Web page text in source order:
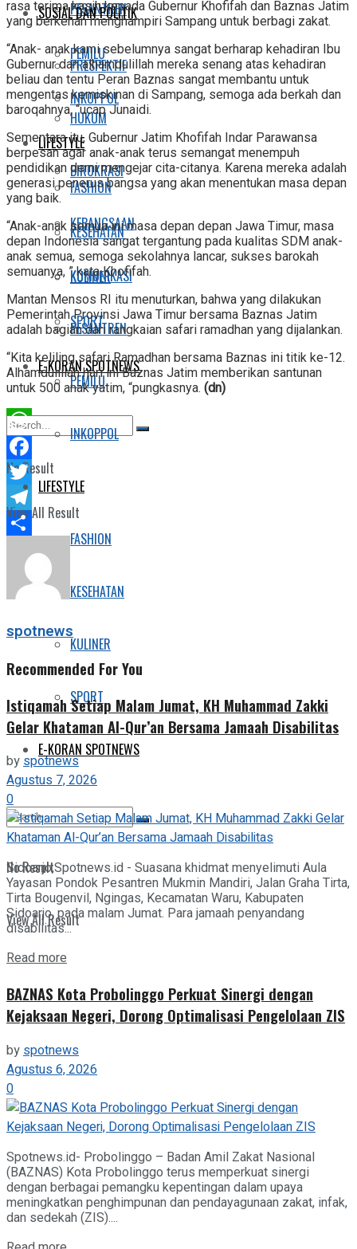
PESANTREN
PEMILU
INKOPPOL
LIFESTYLE
FASHION
KESEHATAN
KULINER
SPORT
E-KORAN SPOTNEWS
No Result
View All Result
SOSIAL DAN POLITIK
PRESPEKTIF
HUKUM
BIROKRASI
KEBANGSAAN
KOMUNIKASI
PESANTREN
PEMILU
INKOPPOL
LIFESTYLE
FASHION
KESEHATAN
KULINER
SPORT
E-KORAN SPOTNEWS
No Result
View All Result
rasa terima kasih kepada Gubernur Khofifah dan Baznas Jatim
yang berkenan menghampiri Sampang untuk berbagi zakat.
“Anak- anak kami sebelumnya sangat berharap kehadiran Ibu
Gubernur dan alhamdulillah mereka senang atas kehadiran
beliau dan tentu Peran Baznas sangat membantu untuk
mengentas kemiskinan di Sampang, semoga ada berkah dan
baroqahnya, “ucap Junaidi.
Sementara itu, Gubernur Jatim Khofifah Indar Parawansa
berpesan agar anak-anak terus semangat menempuh
pendidikan demi mengejar cita-citanya. Karena mereka adalah
generasi penerus bangsa yang akan menentukan masa depan
yang baik.
“Anak-anak semua ini masa depan depan Jawa Timur, masa
depan Indonesia sangat tergantung pada kualitas SDM anak-
anak semua, semoga sekolahnya lancar, sukses barokah
semuanya, ” kata Khofifah.
Mantan Mensos RI itu menuturkan, bahwa yang dilakukan
Pemerintah Provinsi Jawa Timur bersama Baznas Jatim
adalah bagian dari rangkaian safari ramadhan yang dijalankan.
“Kita keliling safari Ramadhan bersama Baznas ini titik ke-12.
Alhamdulillah hari ini Baznas Jatim memberikan santunan
untuk 500 anak yatim, “pungkasnya. (dn)
WhatsApp
Facebook
Twitter
Telegram
Share
spotnews
Recommended For You
Istiqamah Setiap Malam Jumat, KH Muhammad Zakki
Gelar Khataman Al-Qur’an Bersama Jamaah Disabilitas
byspotnews
Agustus 7, 2026
0
Sidoarjo,Spotnews.id - Suasana khidmat menyelimuti Aula
Yayasan Pondok Pesantren Mukmin Mandiri, Jalan Graha Tirta,
Tirta Bougenvil, Ngingas, Kecamatan Waru, Kabupaten
Sidoarjo, pada malam Jumat. Para jamaah penyandang
disabilitas...
Read more
BAZNAS Kota Probolinggo Perkuat Sinergi dengan
Kejaksaan Negeri, Dorong Optimalisasi Pengelolaan ZIS
by spotnews
Agustus 6, 2026
0
Spotnews.id- Probolinggo – Badan Amil Zakat Nasional
(BAZNAS) Kota Probolinggo terus memperkuat sinergi
dengan berbagai pemangku kepentingan dalam upaya
meningkatkan penghimpunan dan pendayagunaan zakat, infak,
dan sedekah (ZIS)....